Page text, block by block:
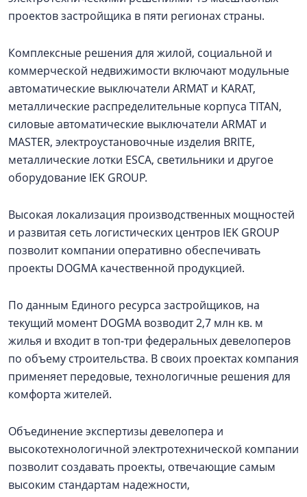
проектов застройщика в пяти регионах страны.
Комплексные решения для жилой, социальной и
коммерческой недвижимости включают модульные
автоматические выключатели ARMAT и KARAT,
металлические распределительные корпуса TITAN,
силовые автоматические выключатели ARMAT и
MASTER, электроустановочные изделия BRITE,
металлические лотки ESCA, светильники и другое
оборудование IEK GROUP.
Высокая локализация производственных мощностей
и развитая сеть логистических центров IEK GROUP
позволит компании оперативно обеспечивать
проекты DOGMA качественной продукцией.
По данным Единого ресурса застройщиков, на
текущий момент DOGMA возводит 2,7 млн кв. м
жилья и входит в топ-три федеральных девелоперов
по объему строительства. В своих проектах компания
применяет передовые, технологичные решения для
комфорта жителей.
Объединение экспертизы девелопера и
высокотехнологичной электротехнической компании
позволит создавать проекты, отвечающие самым
высоким стандартам надежности,